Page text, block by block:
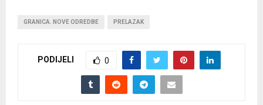
GRANICA. NOVE ODREDBE PRELAZAK
PODIJELI 0